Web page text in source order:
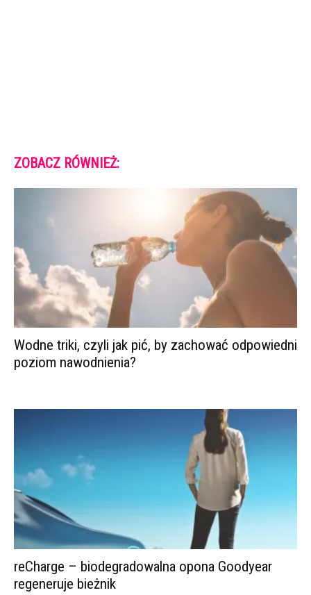
ZOBACZ RÓWNIEŻ:
Wodne triki, czyli jak pić, by zachować odpowiedni
poziom nawodnienia?
reCharge – biodegradowalna opona Goodyear
regeneruje bieżnik